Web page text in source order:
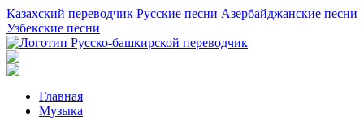
Казахский переводчик Русские песни Азербайджанские песни
Узбекские песни
Главная
Музыка